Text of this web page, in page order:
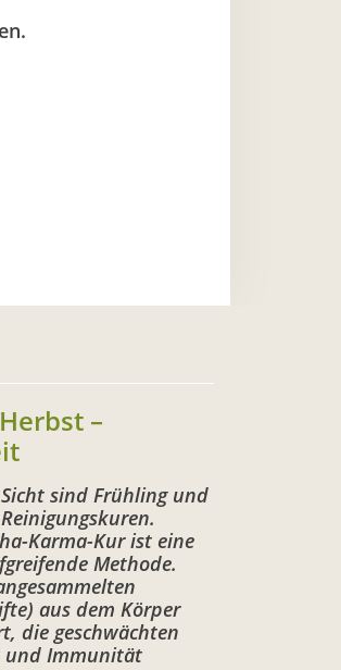
–
sind Frühling und
Karma-Kur ist eine
Methode.
aus dem Körper
die geschwächten
und Immunität